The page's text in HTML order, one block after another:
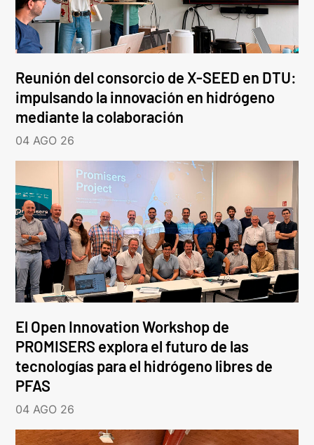
Reunión del consorcio de X-SEED en DTU:
impulsando la innovación en hidrógeno
mediante la colaboración
04 AGO 26
El Open Innovation Workshop de
PROMISERS explora el futuro de las
tecnologías para el hidrógeno libres de
PFAS
04 AGO 26